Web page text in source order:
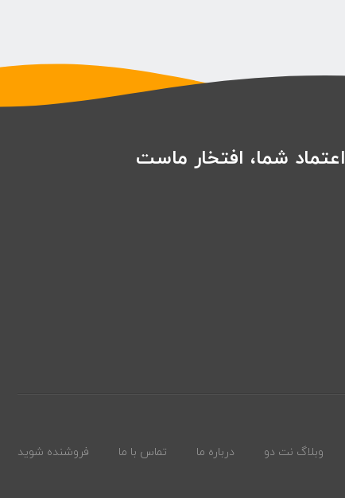
اعتماد شما، افتخار ماست
وبلاگ نت دو درباره ما تماس با ما فروشنده شوید